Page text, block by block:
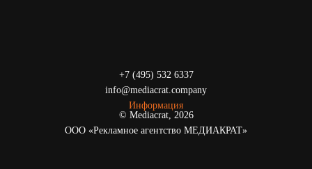
+7 (495) 532 6337
info@mediacrat.company
Информация
© Mediacrat, 2026
ООО «Рекламное агентство МЕДИАКРАТ»